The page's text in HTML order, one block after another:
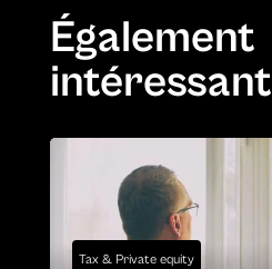
Également
intéressant
Tax & Private equity